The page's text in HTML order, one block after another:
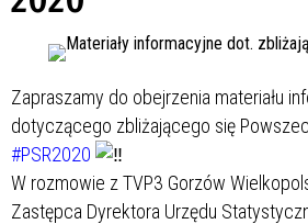
Zapraszamy do obejrzenia materiału
dotyczącego zbliżającego się
#PSR2020
W rozmowie z TVP3 Gorzów
Zastępca Dyrektora Urzędu